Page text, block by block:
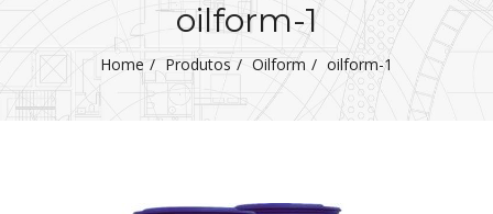
oilform-1
Home Produtos Oilform oilform-1